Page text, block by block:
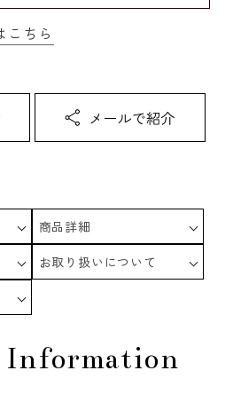
こちら
商品詳細
お取り扱いについて
Information